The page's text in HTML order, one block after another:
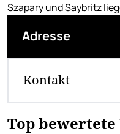
Szapary und Saybritz
Adresse
Kontakt
Top bewertete